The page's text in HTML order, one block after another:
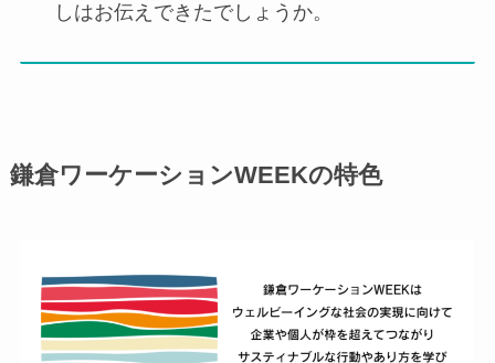
しはお伝えできたでしょうか。
鎌倉ワーケーションWEEKの特色